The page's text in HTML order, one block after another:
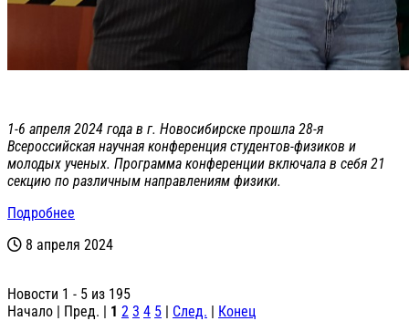
1-6 апреля 2024 года в г. Новосибирске прошла 28-я
Всероссийская научная конференция студентов-физиков и
молодых ученых. Программа конференции включала в себя 21
секцию по различным направлениям физики.
Подробнее
8 апреля 2024
Новости 1 - 5 из 195
Начало | Пред. | 1 2 3 4 5 | След. | Конец